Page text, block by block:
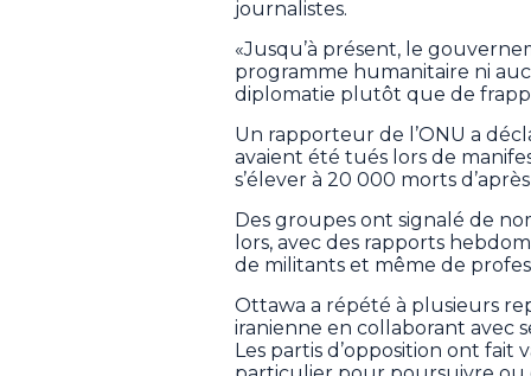
journalistes.
«Jusqu’à présent, le
programme humanitaire ni
diplomatie plutôt que de
Un rapporteur de l’ONU a
avaient été tués lors de
s’élever à 20 000 morts
Des groupes ont signalé de
lors, avec des rapports
de militants et même de
Ottawa a répété à plusieurs
iranienne en collaborant avec
Les partis d’opposition ont fait